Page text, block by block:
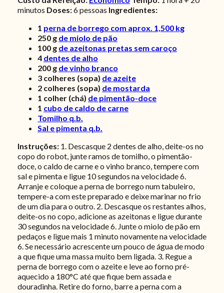
minutos Doses:6 pessoas Ingredientes:
1 perna de borrego com aprox. 1,500 kg
250 g de miolo de pão
100 g de azeitonas pretas sem caroço
4 dentes de alho
200 g de vinho branco
3 colheres (sopa) de azeite
2 colheres (sopa) de mostarda
1 colher (chá) de pimentão-doce
1 cubo de caldo de carne
Tomilho q.b.
Sal e pimenta q.b.
Instruções: 1. Descasque 2 dentes de alho, deite-os no
copo do robot, junte ramos de tomilho, o pimentão-
doce, o caldo de carne e o vinho branco, tempere com
sal e pimenta e ligue 10 segundos na velocidade 6.
Arranje e coloque a perna de borrego num tabuleiro,
tempere-a com este preparado e deixe marinar no frio
de um dia para o outro. 2. Descasque os restantes alhos,
deite-os no copo, adicione as azeitonas e ligue durante
30 segundos na velocidade 6. Junte o miolo de pão em
pedaços e ligue mais 1 minuto novamente na velocidade
6. Se necessário acrescente um pouco de água de modo
a que fique uma massa muito bem ligada. 3. Regue a
perna de borrego com o azeite e leve ao forno pré-
aquecido a 180°C até que fique bem assada e
douradinha. Retire do forno, barre a perna com a